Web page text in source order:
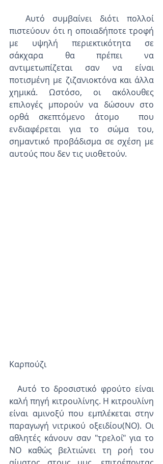
πιστεύουν ότι η οποιαδήποτε τροφή
με υψηλή περιεκτικότητα σε
σάκχαρα θα πρέπει να
αντιμετωπίζεται σαν να είναι
ποτισμένη με ζιζανιοκτόνα και άλλα
χημικά. Ωστόσο, οι ακόλουθες
επιλογές μπορούν να δώσουν στο
ορθά σκεπτόμενο άτομο  που
ενδιαφέρεται για το σώμα του,
σημαντικό προβάδισμα σε σχέση με
αυτούς που δεν τις υιοθετούν.
Καρπούζι
καλή πηγή κιτρουλίνης. Η κιτρουλίνη
είναι αμινοξύ που εμπλέκεται στην
παραγωγή νιτρικού οξειδίου(ΝΟ). Οι
αθλητές κάνουν σαν "τρελοί" για το
ΝΟ καθώς βελτιώνει τη ροή του